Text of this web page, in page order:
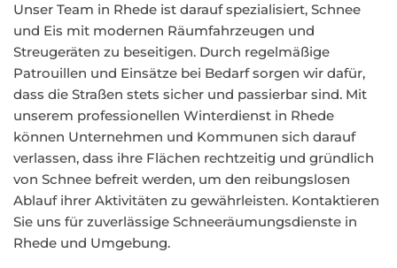
Unser Team in Rhede ist darauf spezialisiert, Schnee
und Eis mit modernen Räumfahrzeugen und
Streugeräten zu beseitigen. Durch regelmäßige
Patrouillen und Einsätze bei Bedarf sorgen wir dafür,
dass die Straßen stets sicher und passierbar sind. Mit
unserem professionellen Winterdienst in Rhede
können Unternehmen und Kommunen sich darauf
verlassen, dass ihre Flächen rechtzeitig und gründlich
von Schnee befreit werden, um den reibungslosen
Ablauf ihrer Aktivitäten zu gewährleisten. Kontaktieren
Sie uns für zuverlässige Schneeräumungsdienste in
Rhede und Umgebung.